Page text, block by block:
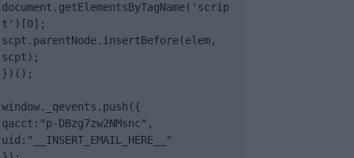
document.getElementsByTagName('scrip
t')[0];
scpt.parentNode.insertBefore(elem,
scpt);
})();
window._qevents.push({
qacct:"p-DBzg7zw2NMsnc",
uid:"__INSERT_EMAIL_HERE__"